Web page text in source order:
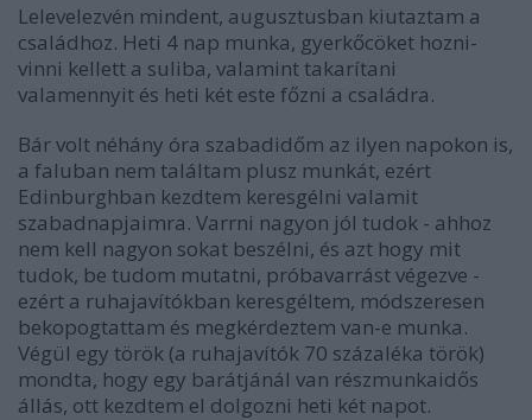
Lelevelezvén mindent, augusztusban kiutaztam a
családhoz. Heti 4 nap munka, gyerkőcöket hozni-
vinni kellett a suliba, valamint takarítani
valamennyit és heti két este főzni a családra.
Bár volt néhány óra szabadidőm az ilyen napokon is,
a faluban nem találtam plusz munkát, ezért
Edinburghban kezdtem keresgélni valamit
szabadnapjaimra. Varrni nagyon jól tudok - ahhoz
nem kell nagyon sokat beszélni, és azt hogy mit
tudok, be tudom mutatni, próbavarrást végezve -
ezért a ruhajavítókban keresgéltem, módszeresen
bekopogtattam és megkérdeztem van-e munka.
Végül egy török (a ruhajavítók 70 százaléka török)
mondta, hogy egy barátjánál van részmunkaidős
állás, ott kezdtem el dolgozni heti két napot.